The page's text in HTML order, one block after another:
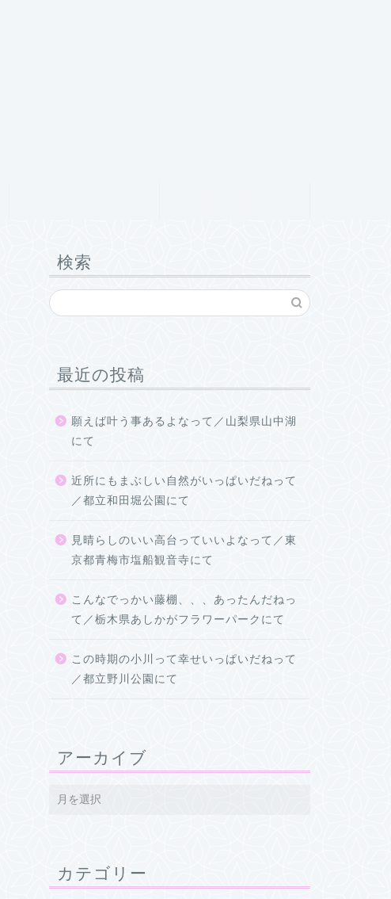
検索
最近の投稿
願えば叶う事あるよなって／山梨県山中湖
にて
近所にもまぶしい自然がいっぱいだねって
／都立和田堀公園にて
見晴らしのいい高台っていいよなって／東
京都青梅市塩船観音寺にて
こんなでっかい藤棚、、、あったんだねっ
て／栃木県あしかがフラワーパークにて
この時期の小川って幸せいっぱいだねって
／都立野川公園にて
アーカイブ
カテゴリー